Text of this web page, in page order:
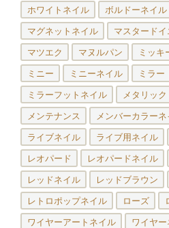
ホワイトネイル ボルドーネイル
マグネットネイル マスタードイ
マツエク マヌルパン ミッキ
ミニー ミニーネイル ミラー
ミラーフットネイル メタリック
メンテナンス メンバーカラーネ
ライブネイル ライブ用ネイル
レオパード レオパードネイル
レッドネイル レッドブラウン
レトロポップネイル ローズ
ワイヤーアートネイル ワイヤ